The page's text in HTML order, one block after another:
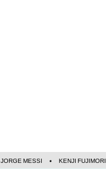
JORGE MESSI KENJI FUJIMORI